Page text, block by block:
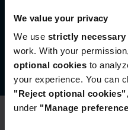
We value your privacy
We use strictly necessary
work. With your
optional cookies to
your experience. You can
"Reject optional cookies"
under "Manage
préférés :
Europe and Southern Africa
Latin America
Middle East North Africa And
Turkey
North America
Conditions
Gérez vos
©